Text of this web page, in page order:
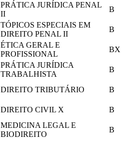
PRÁTICA JURÍDICA PENAL
II
B
TÓPICOS ESPECIAIS EM
DIREITO PENAL II
B
ÉTICA GERAL E
PROFISSIONAL
BX
PRÁTICA JURÍDICA
TRABALHISTA
B
DIREITO TRIBUTÁRIO
B
DIREITO CIVIL X
B
MEDICINA LEGAL E
BIODIREITO
B